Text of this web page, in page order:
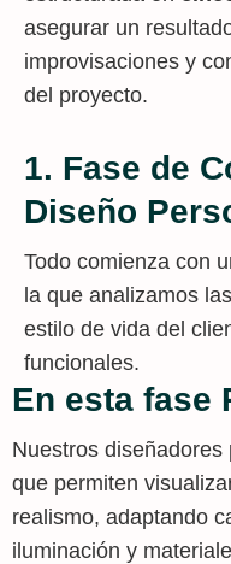
asegurar un
improvisaciones y
del proyecto.
1. Fase de
Diseño
Todo comienza con
la que analizamos
estilo de vida del
funcionales.
En esta fase
Nuestros
que permiten
realismo, adaptando
iluminación y